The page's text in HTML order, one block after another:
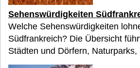
Sehenswürdigkeiten
Welche Sehenswürdigkeiten
Südfrankreich? Die Übersicht
Städten und Dörfern, Naturparks,